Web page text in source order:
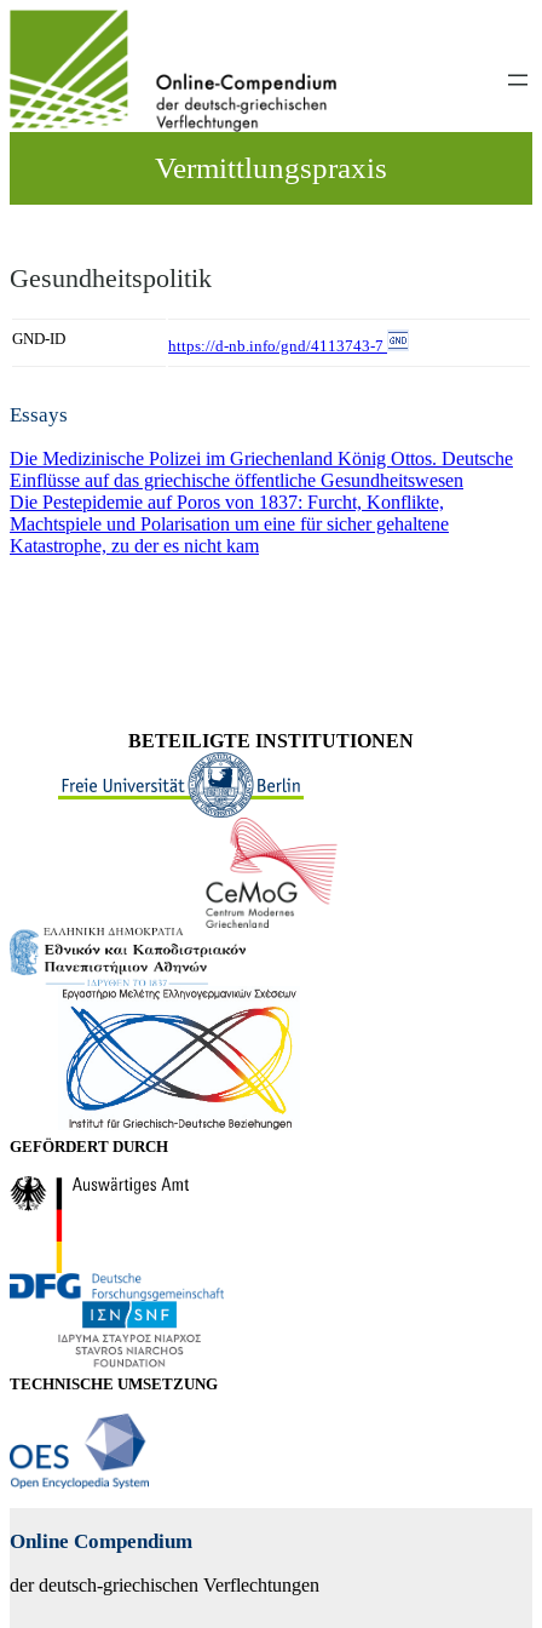
wechseln
Vermittlungspraxis
Gesundheitspolitik
GND-ID https://d-nb.info/gnd/4113743-7
Essays
Die Medizinische Polizei im Griechenland König Ottos. Deutsche
Einflüsse auf das griechische öffentliche Gesundheitswesen
Die Pestepidemie auf Poros von 1837: Furcht, Konflikte,
Machtspiele und Polarisation um eine für sicher gehaltene
Katastrophe, zu der es nicht kam
BETEILIGTE INSTITUTIONEN
GEFÖRDERT DURCH
TECHNISCHE UMSETZUNG
Online Compendium
der deutsch-griechischen Verflechtungen